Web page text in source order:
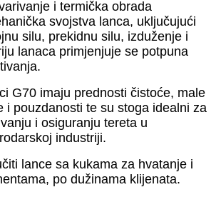
i termička obrada
svojstva lanca, uključujući
silu, prekidnu silu, izduženje i
lanaca primjenjuje se potpuna
G70 imaju prednosti čistoće, male
i pouzdanosti te su stoga idealni za
i osiguranju tereta u
industriji.
lance sa kukama za hvatanje i
po dužinama klijenata.